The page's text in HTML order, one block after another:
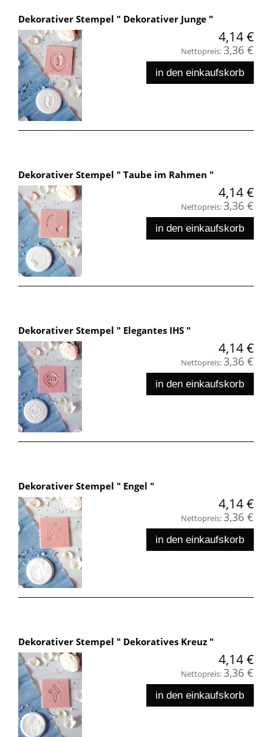
Dekorativer Stempel " Dekorativer Junge "
4,14 €
Nettopreis:3,36 €
in den einkaufskorb
Dekorativer Stempel " Taube im Rahmen "
4,14 €
Nettopreis:3,36 €
in den einkaufskorb
Dekorativer Stempel " Elegantes IHS "
4,14 €
Nettopreis:3,36 €
in den einkaufskorb
Dekorativer Stempel " Engel "
4,14 €
Nettopreis:3,36 €
in den einkaufskorb
Dekorativer Stempel " Dekoratives Kreuz "
4,14 €
Nettopreis:3,36 €
in den einkaufskorb